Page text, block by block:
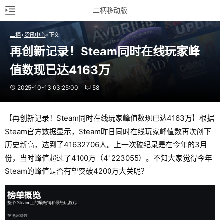
二柄移动版
二柄 资讯中心 正文
再创新记录！Steam同时在线玩家峰
值数现已达4163万
2025-10-13 03:25:00 58
【再创新记录！Steam同时在线玩家峰值数现已达4163万】根据
Steam官方数据显示，Steam昨日同时在线玩家峰值数再次创下
历史新高，达到了41632706人。上一次破纪录是在今年的3月
份，当时峰值超过了4100万（41223055）。不知大家觉得今年
Steam的峰值是否有望突破4200万大关呢？